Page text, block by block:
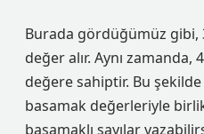
Burada gördüğümüz gibi,
değer alır. Aynı zamanda,
değere sahiptir. Bu şekilde
basamak değerleriyle
basamaklı sayılar